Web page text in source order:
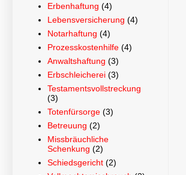
Erbenhaftung (4)
Lebensversicherung (4)
Notarhaftung (4)
Prozesskostenhilfe (4)
Anwaltshaftung (3)
Erbschleicherei (3)
Testamentsvollstreckung
(3)
Totenfürsorge (3)
Betreuung (2)
Missbräuchliche
Schenkung (2)
Schiedsgericht (2)